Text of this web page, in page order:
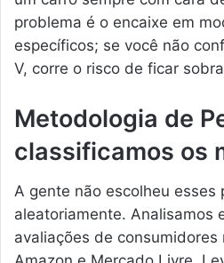
problema é o encaixe em
específicos; se você não
V, corre o risco de ficar
Metodologia de
classificamos os
A gente não escolheu esses
aleatoriamente. Analisamos
avaliações de